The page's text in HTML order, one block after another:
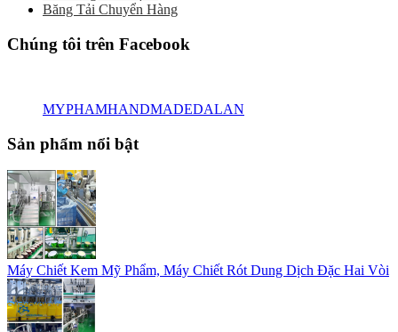
Băng Tải Chuyển Hàng
Chúng tôi trên Facebook
MYPHAMHANDMADEDALAN
Sản phẩm nổi bật
Máy Chiết Kem Mỹ Phẩm, Máy Chiết Rót Dung Dịch Đặc Hai Vòi